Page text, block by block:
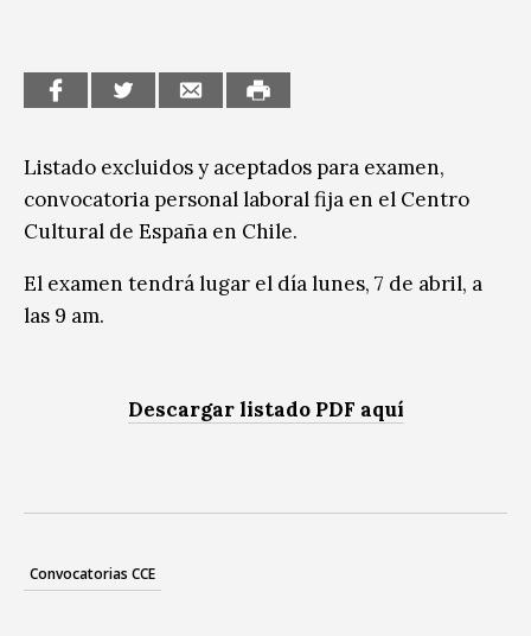
Listado excluidos y aceptados para examen,
convocatoria personal laboral fija en el Centro
Cultural de España en Chile.
El examen tendrá lugar el día lunes, 7 de abril, a
las 9 am.
Descargar listado PDF aquí
Convocatorias CCE